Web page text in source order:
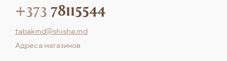
+373 78115544
tabakmd@shisha.md
Aдреса магазинов